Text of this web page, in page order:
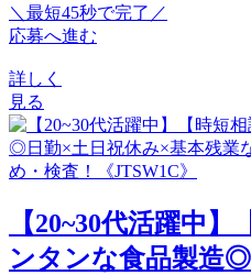
＼最短45秒で完了／
応募へ進む
詳しく
見る
【20~30代活躍中
ンタンな食品製造